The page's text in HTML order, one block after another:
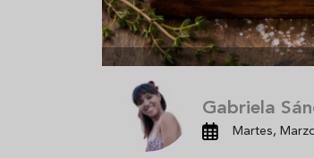
Gabriela
Martes,